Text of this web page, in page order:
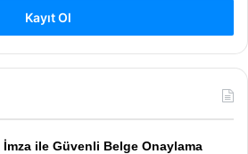
Kayıt Ol
ile Güvenli Belge Onaylama